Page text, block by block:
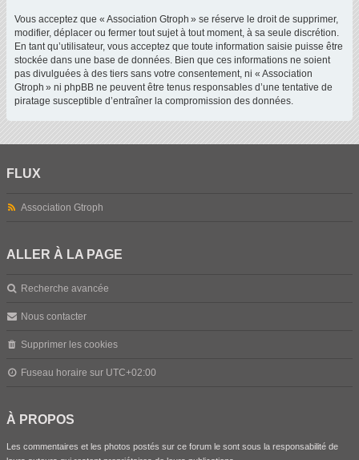
Vous acceptez que « Association Gtroph » se réserve le droit de supprimer,
modifier, déplacer ou fermer tout sujet à tout moment, à sa seule discrétion.
En tant qu’utilisateur, vous acceptez que toute information saisie puisse être
stockée dans une base de données. Bien que ces informations ne soient
pas divulguées à des tiers sans votre consentement, ni « Association
Gtroph » ni phpBB ne peuvent être tenus responsables d’une tentative de
piratage susceptible d’entraîner la compromission des données.
FLUX
Association Gtroph
ALLER À LA PAGE
Recherche avancée
Nous contacter
Supprimer les cookies
Fuseau horaire sur UTC+02:00
À PROPOS
Les commentaires et les photos postés sur ce forum le sont sous la responsabilité de